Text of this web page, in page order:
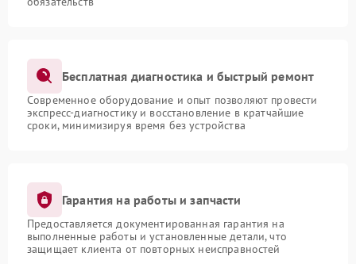
Бесплатная диагностика и быстрый ремонт
Современное оборудование и опыт позволяют провести
экспресс-диагностику и восстановление в кратчайшие
сроки, минимизируя время без устройства
Гарантия на работы и запчасти
Предоставляется документированная гарантия на
выполненные работы и установленные детали, что
защищает клиента от повторных неисправностей